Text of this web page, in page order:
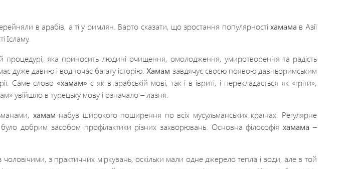
в арабів, а ті у римлян. Варто сказати, що зростання популярностіхамама в Азії
Ісламу.
процедурі, яка приносить людині очищення, омолодження, умиротворення та радість
має дуже давню і водночас багату історію.Хамам завдячує своєю появою давньоримським
Саме слово «хамам» є як в арабській мові, так і в івриті, і перекладається як «гріти»,
увійшло в турецьку мову і означало – лазня.
хамам набув широкого поширення по всіх мусульманських країнах. Регулярне
добрим засобом профілактики різних захворювань. Основна філософіяхамама –
з практичних міркувань, оскільки мали одне джерело тепла і води, але в той